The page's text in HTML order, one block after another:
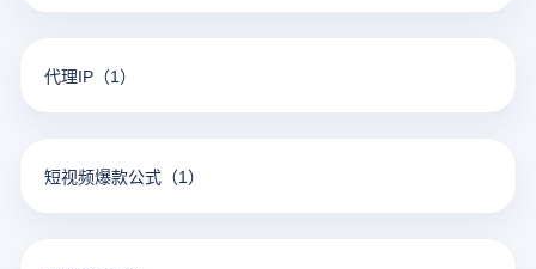
代理IP （1）
短视频爆款公式 （1）